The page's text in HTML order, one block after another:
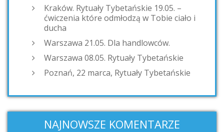
Kraków. Rytuały Tybetańskie 19.05. –
ćwiczenia które odmłodzą w Tobie ciało i
ducha
Warszawa 21.05. Dla handlowców.
Warszawa 08.05. Rytuały Tybetańskie
Poznań, 22 marca, Rytuały Tybetańskie
NAJNOWSZE KOMENTARZE